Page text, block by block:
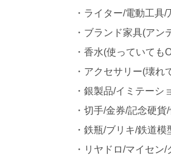
・ライター/電動工具
・ブランド家具(アン
・香水(使っていても
・アクセサリー(壊れ
・銀製品/イミテーシ
・切手/金券/記念硬
・鉄瓶/ブリキ/鉄道
・リヤドロ/マイセン